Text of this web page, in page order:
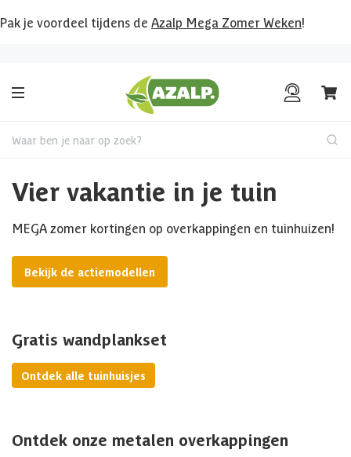
Pak je voordeel tijdens de Azalp Mega Zomer Weken!
Waar ben je naar op zoek?
Vier vakantie in je tuin
MEGA zomer kortingen op overkappingen en tuinhuizen!
Bekijk de actiemodellen
Gratis wandplankset
Ontdek alle tuinhuisjes
Ontdek onze metalen overkappingen